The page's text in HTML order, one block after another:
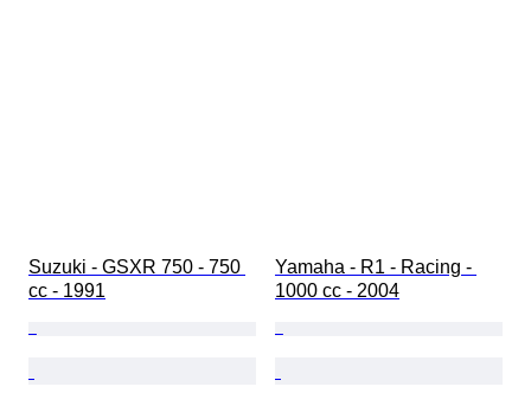
Suzuki - GSXR 750 - 750
cc - 1991
Yamaha - R1 - Racing -
1000 cc - 2004